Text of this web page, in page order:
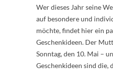
Wer dieses Jahr seine
auf besondere und
möchte, findet hier ein
Geschenkideen. Der
Sonntag, den 10. Mai –
Geschenkideen sind die,